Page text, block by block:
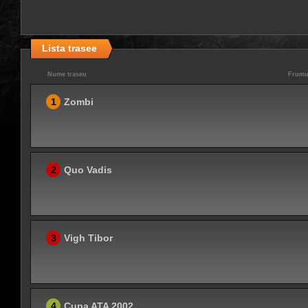
Lista trasee
Nume traseu
1 Zombi
2 Quo Vadis
3 Vigh Tibor